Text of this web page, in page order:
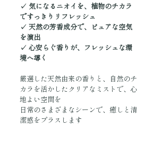
✓ 気になるニオイを、植物のチカラ
ですっきりリフレッシュ
✓ 天然の芳香成分で、ピュアな空気
を演出
✓ 心安らぐ香りが、フレッシュな環
境へ導く
厳選した天然由来の香りと、自然のチ
カラを活かしたクリアなミストで、心
地よい空間を
日常のさまざまなシーンで、癒しと清
潔感をプラスします